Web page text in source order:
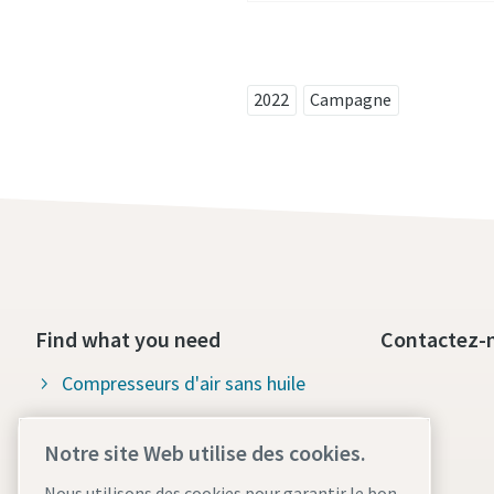
2022 Campagne
Find what you need
Compresseurs d'air sans huile
Contactez-
Notre site Web utilise des cookies.